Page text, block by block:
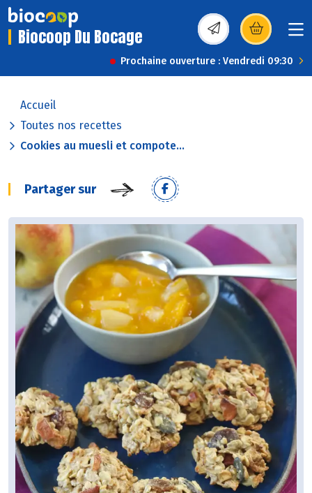
Biocoop Du Bocage (s’ouvre dans une
Prochaine ouverture : Vendredi 09:30
Accueil
Toutes nos recettes
Cookies au muesli et compote...
Partager sur